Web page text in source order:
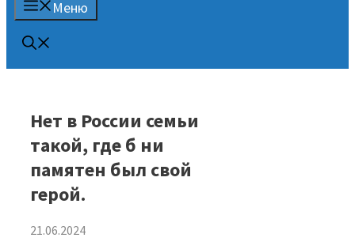
Меню
Нет в России семьи
такой, где б ни
памятен был свой
герой.
21.06.2024